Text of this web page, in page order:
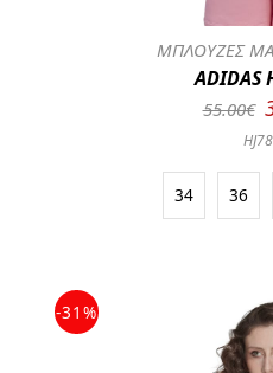
ΜΠΛΟΥΖΕΣ
ADIDAS
55.00€
34 36
-31%